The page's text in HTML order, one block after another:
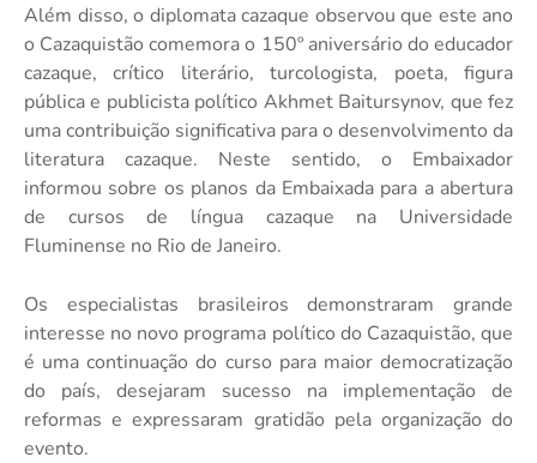
Além disso, o diplomata cazaque observou que este ano
o Cazaquistão comemora o 150º aniversário do educador
cazaque, crítico literário, turcologista, poeta, figura
pública e publicista político Akhmet Baitursynov, que fez
uma contribuição significativa para o desenvolvimento da
literatura cazaque. Neste sentido, o Embaixador
informou sobre os planos da Embaixada para a abertura
de cursos de língua cazaque na Universidade
Fluminense no Rio de Janeiro.
Os especialistas brasileiros demonstraram grande
interesse no novo programa político do Cazaquistão, que
é uma continuação do curso para maior democratização
do país, desejaram sucesso na implementação de
reformas e expressaram gratidão pela organização do
evento.